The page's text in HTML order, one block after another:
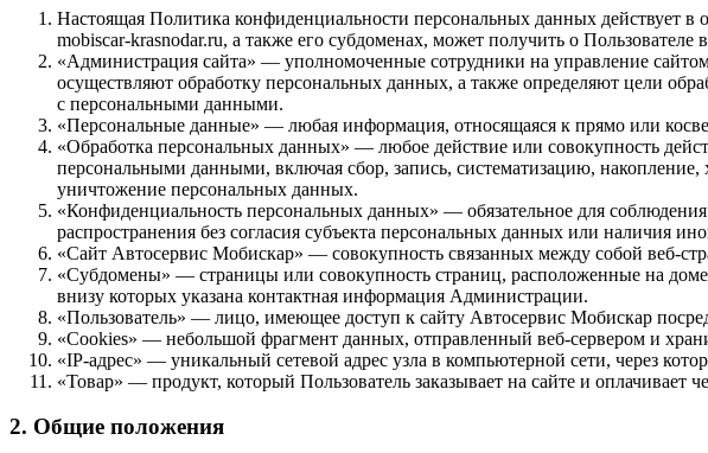
Настоящая Политика конфиденциальности персональных данных
mobiscar-krasnodar.ru, а также его субдоменах, может получить о
«Администрация сайта» — уполномоченные сотрудники на управление
осуществляют обработку персональных данных, а также определяют цели
с персональными данными.
«Персональные данные» — любая информация, относящаяся к прямо или
«Обработка персональных данных» — любое действие или совокупность
персональными данными, включая сбор, запись, систематизацию, накопление,
уничтожение персональных данных.
«Конфиденциальность персональных данных» — обязательное для
распространения без согласия субъекта персональных данных или наличия
«Сайт Автосервис Мобискар» — совокупность связанных между собой веб-
«Субдомены» — страницы или совокупность страниц, расположенные на
внизу которых указана контактная информация Администрации.
«Пользователь» — лицо, имеющее доступ к сайту Автосервис Мобискар
«Cookies» — небольшой фрагмент данных, отправленный веб-сервером и
«IP-адрес» — уникальный сетевой адрес узла в компьютерной сети, через
«Товар» — продукт, который Пользователь заказывает на сайте и оплачивает
2. Общие положения